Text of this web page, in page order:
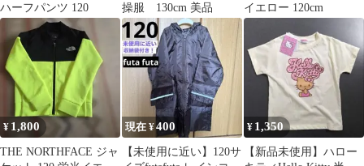
ハーフパンツ 120
操服 130cm 美品
イエロー 120cm
¥ 1,800
THE NORTHFACE ジャ
現在 ¥400
【未使用に近い】120サ
¥ 1,350
【新品未使用】ハロー